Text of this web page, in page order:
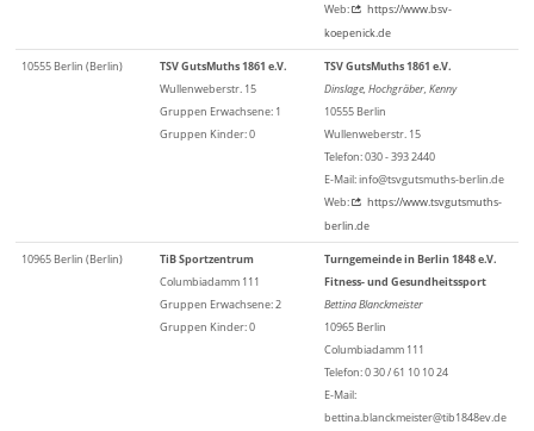
Web:
https://www.bsv-
koepenick.de
10555 Berlin (Berlin)
TSV GutsMuths 1861 e.V.
Wullenweberstr. 15
Gruppen Erwachsene: 1
Gruppen Kinder: 0
TSV GutsMuths 1861 e.V.
Dinslage, Hochgräber, Kenny
10555 Berlin
Wullenweberstr. 15
Telefon: 030 - 393 2440
E-Mail: info@tsvgutsmuths-berlin.de
Web:
https://www.tsvgutsmuths-
berlin.de
10965 Berlin (Berlin)
TiB Sportzentrum
Columbiadamm 111
Gruppen Erwachsene: 2
Gruppen Kinder: 0
Turngemeinde in Berlin 1848 e.V.
Fitness- und Gesundheitssport
Bettina Blanckmeister
10965 Berlin
Columbiadamm 111
Telefon: 0 30 / 61 10 10 24
E-Mail:
bettina.blanckmeister@tib1848ev.de